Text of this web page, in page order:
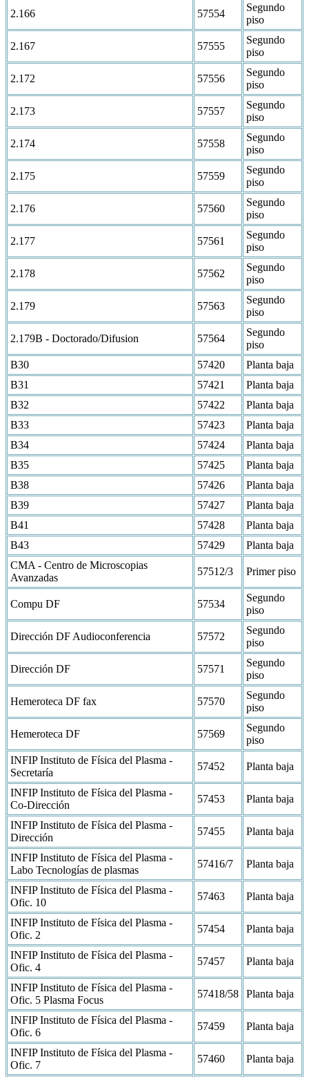
2.166 57554
Segundo
piso
2.167 57555
Segundo
piso
2.172 57556
Segundo
piso
2.173 57557
Segundo
piso
2.174 57558
Segundo
piso
2.175 57559
Segundo
piso
2.176 57560
Segundo
piso
2.177 57561
Segundo
piso
2.178 57562
Segundo
piso
2.179 57563
Segundo
piso
2.179B - Doctorado/Difusion 57564
Segundo
piso
B30
57420
Planta baja
B31
57421
Planta baja
B32
57422
Planta baja
B33
57423
Planta baja
B34
57424
Planta baja
B35
57425
Planta baja
B38
57426
Planta baja
B39
57427
Planta baja
B41
57428
Planta baja
B43
57429
Planta baja
CMA - Centro de Microscopias
Avanzadas
57512/3 Primer piso
Compu DF 57534
Segundo
piso
Dirección DF Audioconferencia 57572
Segundo
piso
Dirección DF 57571
Segundo
piso
Hemeroteca DF fax 57570
Segundo
piso
Hemeroteca DF 57569
Segundo
piso
INFIP Instituto de Física del Plasma -
Secretaría
57452 Planta baja
INFIP Instituto de Física del Plasma -
Co-Dirección
57453 Planta baja
INFIP Instituto de Física del Plasma -
Dirección
57455 Planta baja
INFIP Instituto de Física del Plasma -
Labo Tecnologías de plasmas
57416/7 Planta baja
INFIP Instituto de Física del Plasma -
Ofic. 10
57463 Planta baja
INFIP Instituto de Física del Plasma -
Ofic. 2
57454 Planta baja
INFIP Instituto de Física del Plasma -
Ofic. 4
57457 Planta baja
INFIP Instituto de Física del Plasma -
Ofic. 5 Plasma Focus
57418/58 Planta baja
INFIP Instituto de Física del Plasma -
Ofic. 6
57459 Planta baja
INFIP Instituto de Física del Plasma -
Ofic. 7
57460 Planta baja